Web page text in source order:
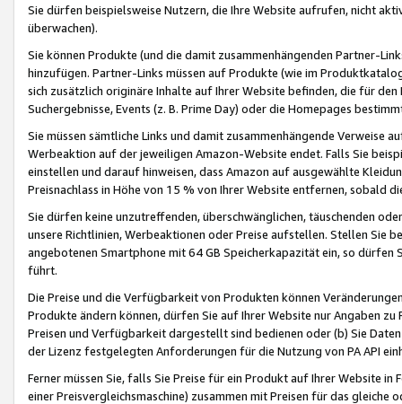
Sie dürfen beispielsweise Nutzern, die Ihre Website aufrufen, nicht
überwachen).
Sie können Produkte (und die damit zusammenhängenden Partner-
hinzufügen. Partner-Links müssen auf Produkte (wie im
sich zusätzlich originäre Inhalte auf Ihrer Website befinden, die für
Suchergebnisse, Events (z. B. Prime Day) oder die Homepages
Sie müssen sämtliche Links und damit zusammenhängende
Werbeaktion auf der jeweiligen Amazon-Website endet. Falls Sie
einstellen und darauf hinweisen, dass Amazon auf ausgewählte
Preisnachlass in Höhe von 15 % von Ihrer Website entfernen, sobald
Sie dürfen keine unzutreffenden, überschwänglichen, täuschenden
unsere Richtlinien, Werbeaktionen oder Preise aufstellen. Stellen Sie
angebotenen Smartphone mit 64 GB Speicherkapazität ein, so dürfen
führt.
Die Preise und die Verfügbarkeit von Produkten können
Produkte ändern können, dürfen Sie auf Ihrer Website nur Angaben
Preisen und Verfügbarkeit dargestellt sind bedienen oder (b) Sie
der Lizenz festgelegten Anforderungen für die Nutzung von PA API
Ferner müssen Sie, falls Sie Preise für ein Produkt auf Ihrer Website
einer Preisvergleichsmaschine) zusammen mit Preisen für das